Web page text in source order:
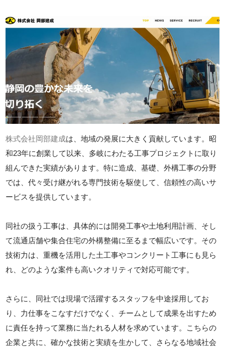
株式会社岡部建成は、地域の発展に大きく貢献しています。昭
和23年に創業して以来、多岐にわたる工事プロジェクトに取り
組んできた実績があります。特に造成、基礎、外構工事の分野
では、代々受け継がれる専門技術を駆使して、信頼性の高いサ
ービスを提供しています。
同社の扱う工事は、具体的には開発工事や土地利用計画、そし
て流通店舗や集合住宅の外構整備に至るまで幅広いです。その
技術力は、重機を活用した土工事やコンクリート工事にも見ら
れ、どのような案件も高いクオリティで対応可能です。
さらに、同社では現場で活躍するスタッフを中途採用してお
り、力仕事をこなすだけでなく、チームとして成果を出すため
に責任を持って業務に当たれる人材を求めています。こちらの
企業と共に、確かな技術と実績を生かして、さらなる地域社会